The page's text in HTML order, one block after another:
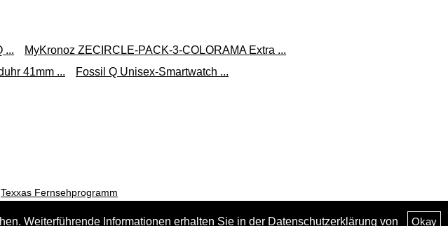
...
MyKronoz ZECIRCLE-PACK-3-COLORAMA Extra ...
41mm ...
Fossil Q Unisex-Smartwatch ...
Texxas Fernsehprogramm
Okay
Weiterführende Informationen erhalten Sie in der Datenschutzerklärung von